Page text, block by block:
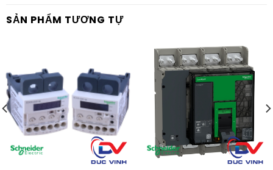
SẢN PHẨM TƯƠNG TỰ